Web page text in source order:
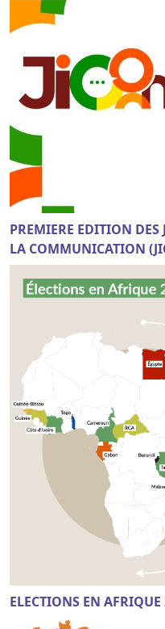
PREMIERE EDITION
LA COMMUNICATION
ELECTIONS EN